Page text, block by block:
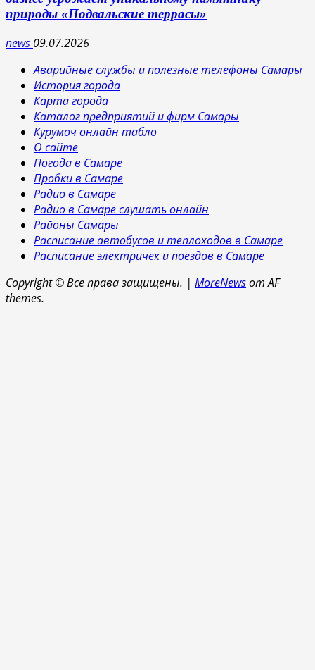
природы «Подвальские террасы»
news 09.07.2026
Аварийные службы и полезные телефоны Самары
История города
Карта города
Каталог предприятий и фирм Самары
Курумоч онлайн табло
О сайте
Погода в Самаре
Пробки в Самаре
Радио в Самаре
Радио в Самаре слушать онлайн
Районы Самары
Расписание автобусов и теплоходов в Самаре
Расписание электричек и поездов в Самаре
Copyright © Все права защищены. | MoreNewsот AF
themes.